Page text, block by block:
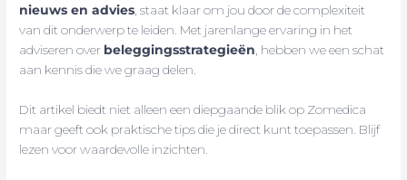
nieuws en advies , staat klaar om jou door de complexiteit
van dit onderwerp te leiden. Met jarenlange ervaring in het
adviseren over beleggingsstrategieën , hebben we een schat
aan kennis die we graag delen.
Dit artikel biedt niet alleen een diepgaande blik op Zomedica
maar geeft ook praktische tips die je direct kunt toepassen. Blijf
lezen voor waardevolle inzichten.